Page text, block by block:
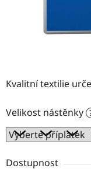
Kvalitní textilie
Velikost nástěnky
Dostupnost